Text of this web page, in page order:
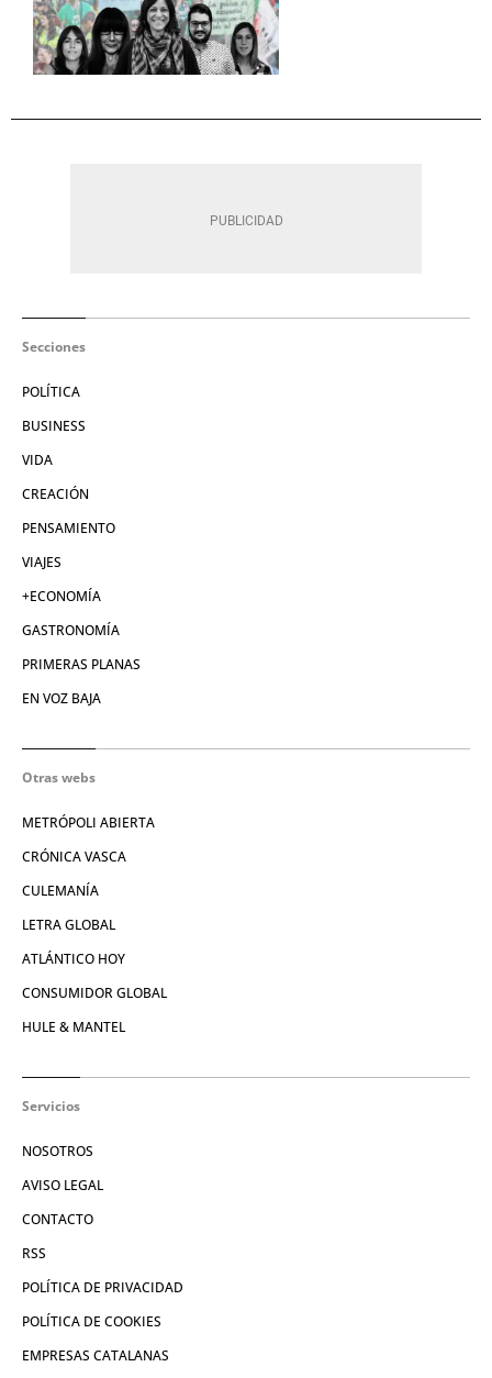
Secciones
POLÍTICA
BUSINESS
VIDA
CREACIÓN
PENSAMIENTO
VIAJES
+ECONOMÍA
GASTRONOMÍA
PRIMERAS PLANAS
EN VOZ BAJA
Otras webs
METRÓPOLI ABIERTA
CRÓNICA VASCA
CULEMANÍA
LETRA GLOBAL
ATLÁNTICO HOY
CONSUMIDOR GLOBAL
HULE & MANTEL
Servicios
NOSOTROS
AVISO LEGAL
CONTACTO
RSS
POLÍTICA DE PRIVACIDAD
POLÍTICA DE COOKIES
EMPRESAS CATALANAS